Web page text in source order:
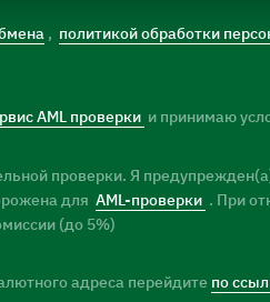
, политикой обработки
AML проверки и принимаю
проверки. Я
для AML-проверки . При
(до 5%)
адреса перейдите по